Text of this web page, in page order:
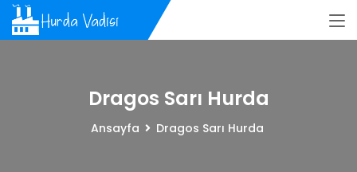
Dragos Sarı Hurda
Ansayfa Dragos Sarı Hurda